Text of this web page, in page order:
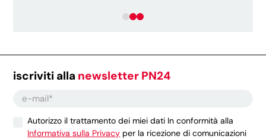
iscriviti alla newsletter PN24
Autorizzo il trattamento dei miei dati In conformità alla
Informativa sulla Privacy per la ricezione di comunicazioni